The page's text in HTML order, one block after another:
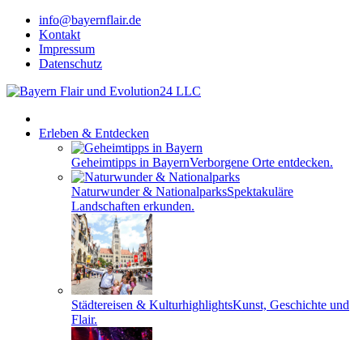
info@bayernflair.de
Kontakt
Impressum
Datenschutz
Erleben & Entdecken
Geheimtipps in BayernVerborgene Orte entdecken.
Naturwunder & NationalparksSpektakuläre
Landschaften erkunden.
Städtereisen & KulturhighlightsKunst, Geschichte und
Flair.